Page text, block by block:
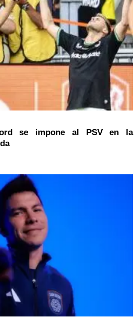
se impone al PSV en la